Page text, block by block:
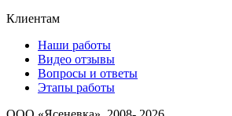
Клиентам
Наши работы
Видео отзывы
Вопросы и ответы
Этапы работы